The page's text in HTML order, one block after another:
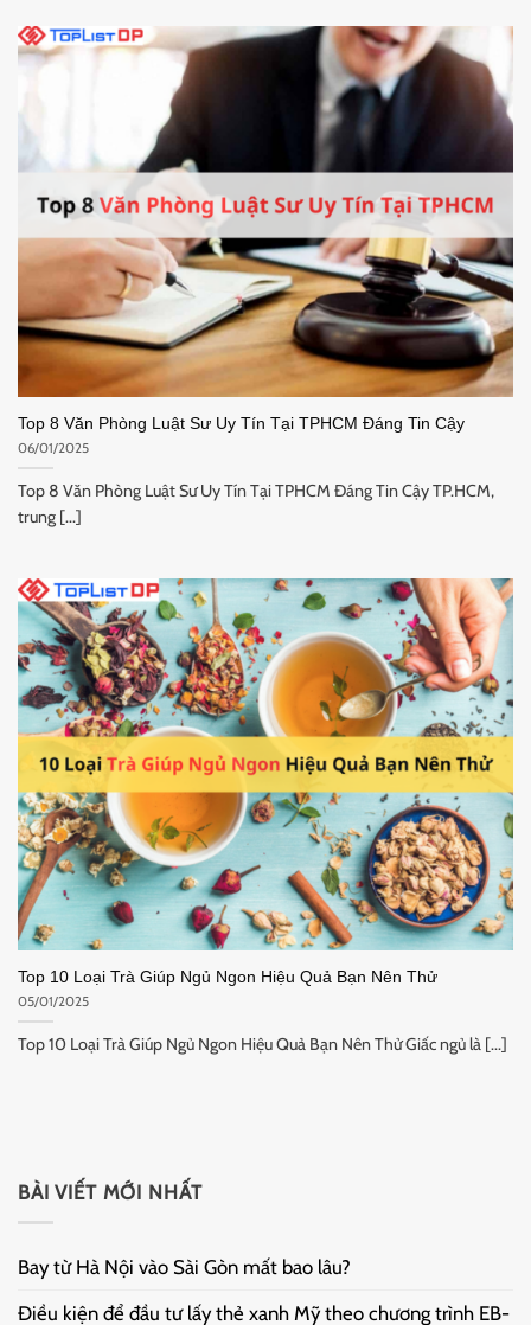
Top 8 Văn Phòng Luật Sư Uy Tín Tại TPHCM Đáng Tin Cậy
06/01/2025
Top 8 Văn Phòng Luật Sư Uy Tín Tại TPHCM Đáng Tin Cậy TP.HCM,
trung [...]
Top 10 Loại Trà Giúp Ngủ Ngon Hiệu Quả Bạn Nên Thử
05/01/2025
Top 10 Loại Trà Giúp Ngủ Ngon Hiệu Quả Bạn Nên Thử Giấc ngủ là [...]
BÀI VIẾT MỚI NHẤT
Bay từ Hà Nội vào Sài Gòn mất bao lâu?
Điều kiện để đầu tư lấy thẻ xanh Mỹ theo chương trình EB-